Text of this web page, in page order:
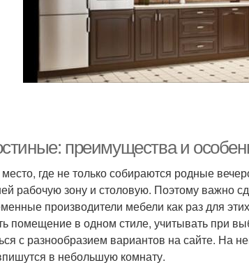
преимущества и
где не только собираются родные
рабочую зону и столовую. Поэтому важно
производители мебели как раз для
помещение в одном стиле, учитывать при
с разнообразием вариантов на сайте. На
в небольшую комнату.